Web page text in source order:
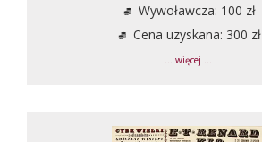
Wywoławcza: 100 zł
Cena uzyskana: 300 zł
... więcej ...